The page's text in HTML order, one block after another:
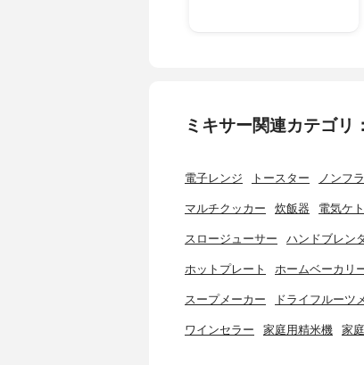
ミキサー関連カテゴリ
電子レンジ トースター ノンフ
マルチクッカー 炊飯器 電気ケ
スロージューサー ハンドブレン
ホットプレート ホームベーカリ
スープメーカー ドライフルーツ
ワインセラー 家庭用精米機 家